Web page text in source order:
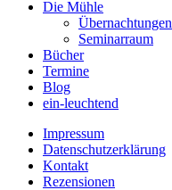
Die Mühle
Übernachtungen
Seminarraum
Bücher
Termine
Blog
ein-leuchtend
Impressum
Datenschutzerklärung
Kontakt
Rezensionen